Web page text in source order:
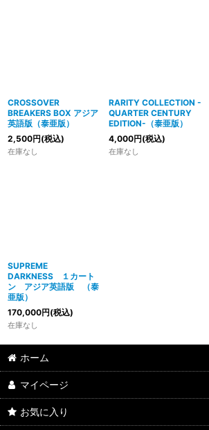
CROSSOVER
BREAKERS BOX アジア
英語版（泰亜版）
2,500円(税込)
在庫なし
RARITY COLLECTION -
QUARTER CENTURY
EDITION-（泰亜版）
4,000円(税込)
在庫なし
SUPREME
DARKNESS １カート
ン アジア英語版 （泰
亜版）
170,000円(税込)
在庫なし
ホーム
マイページ
お気に入り